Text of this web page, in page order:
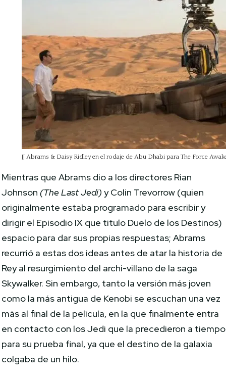
JJ Abrams & Daisy Ridley en el rodaje de Abu Dhabi para The Force
Mientras que Abrams dio a los directores Rian
Johnson(The Last Jedi) y Colin Trevorrow (quien
originalmente estaba programado para escribir y
dirigir el Episodio IX que titulo Duelo de los Destinos)
espacio para dar sus propias respuestas; Abrams
recurrió a estas dos ideas antes de atar la historia de
Rey al resurgimiento del archi-villano de la saga
Skywalker. Sin embargo, tanto la versión más joven
como la más antigua de Kenobi se escuchan una vez
más al final de la película, en la que finalmente entra
en contacto con los Jedi que la precedieron a tiempo
para su prueba final, ya que el destino de la galaxia
colgaba de un hilo.